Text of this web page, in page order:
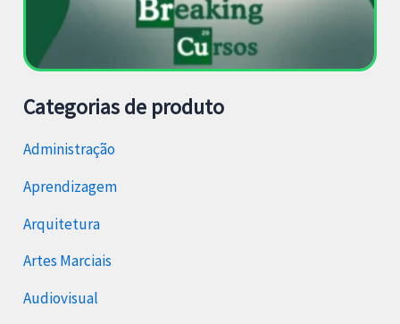
Categorias de produto
Administração
Aprendizagem
Arquitetura
Artes Marciais
Audiovisual